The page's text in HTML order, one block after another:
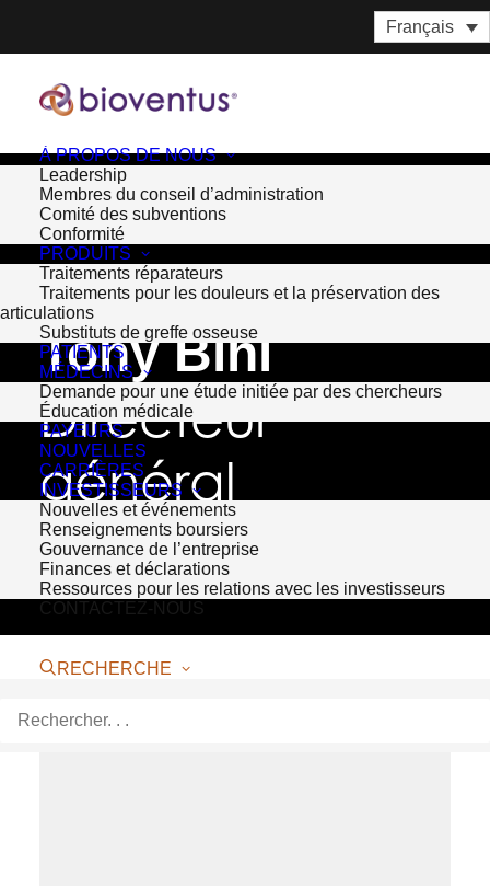
Français
À PROPOS DE NOUS
Leadership
Membres du conseil d’administration
Comité des subventions
Conformité
PRODUITS
Traitements réparateurs
Traitements pour les douleurs et la préservation des
articulations
Substituts de greffe osseuse
PATIENTS
MÉDECINS
Demande pour une étude initiée par des chercheurs
Éducation médicale
PAYEURS
NOUVELLES
CARRIÈRES
INVESTISSEURS
Nouvelles et événements
Renseignements boursiers
Gouvernance de l’entreprise
Finances et déclarations
Ressources pour les relations avec les investisseurs
CONTACTEZ-NOUS
RECHERCHE
Back to Leadership
Tony Bihl
Directeur
général